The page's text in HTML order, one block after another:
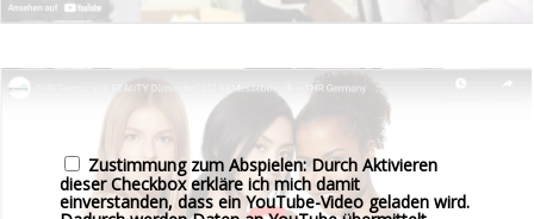
Zustimmung zum Abspielen: Durch Aktivieren
dieser Checkbox erkläre ich mich damit
einverstanden, dass ein YouTube-Video geladen wird.